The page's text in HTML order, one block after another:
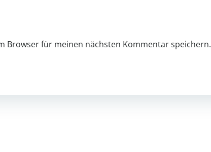
Browser für meinen nächsten Kommentar speichern.